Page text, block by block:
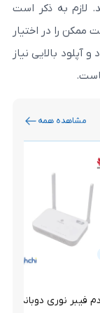
Dual Band